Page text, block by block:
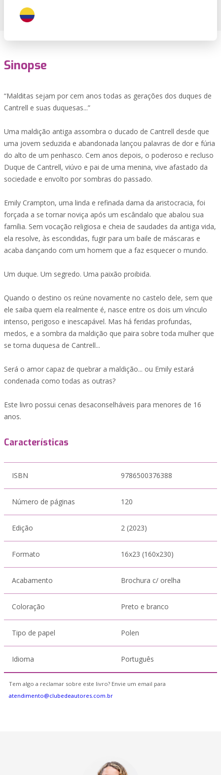
Sinopse
“Malditas sejam por cem anos todas as gerações dos duques de
Cantrell e suas duquesas...”
Uma maldição antiga assombra o ducado de Cantrell desde que
uma jovem seduzida e abandonada lançou palavras de dor e fúria
do alto de um penhasco. Cem anos depois, o poderoso e recluso
Duque de Cantrell, viúvo e pai de uma menina, vive afastado da
sociedade e envolto por sombras do passado.
Emily Crampton, uma linda e refinada dama da aristocracia, foi
forçada a se tornar noviça após um escândalo que abalou sua
família. Sem vocação religiosa e cheia de saudades da antiga vida,
ela resolve, às escondidas, fugir para um baile de máscaras e
acaba dançando com um homem que a faz esquecer o mundo.
Um duque. Um segredo. Uma paixão proibida.
Quando o destino os reúne novamente no castelo dele, sem que
ele saiba quem ela realmente é, nasce entre os dois um vínculo
intenso, perigoso e inescapável. Mas há feridas profundas,
medos, e a sombra da maldição que paira sobre toda mulher que
se torna duquesa de Cantrell...
Será o amor capaz de quebrar a maldição... ou Emily estará
condenada como todas as outras?
Este livro possui cenas desaconselháveis para menores de 16
anos.
Características
ISBN 9786500376388
Número de páginas 120
Edição 2 (2023)
Formato 16x23 (160x230)
Acabamento Brochura c/ orelha
Coloração Preto e branco
Tipo de papel Polen
Idioma Português
Tem algo a reclamar sobre este livro? Envie um email para
atendimento@clubedeautores.com.br